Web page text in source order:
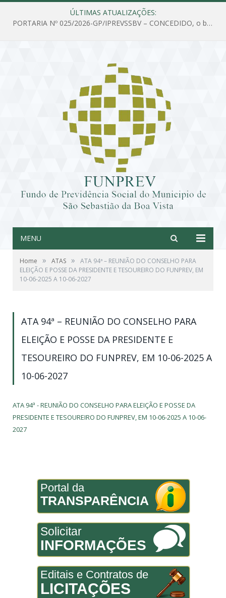
ÚLTIMAS ATUALIZAÇÕES:
PORTARIA Nº 025/2026-GP/IPREVSSBV – CONCEDIDO, o benefício de PENSÃO a MARIA ESTELA DOS SANTOS SOUZA
MENU
Home » ATAS »
ATA 94ª – REUNIÃO DO CONSELHO PARA
ELEIÇÃO E POSSE DA PRESIDENTE E TESOUREIRO DO FUNPREV, EM
10-06-2025 A 10-06-2027
ATA 94ª – REUNIÃO DO CONSELHO PARA
ELEIÇÃO E POSSE DA PRESIDENTE E
TESOUREIRO DO FUNPREV, EM 10-06-2025 A
10-06-2027
ATA 94ª - REUNIÃO DO CONSELHO PARA ELEIÇÃO E POSSE DA
PRESIDENTE E TESOUREIRO DO FUNPREV, EM 10-06-2025 A 10-06-
2027
Portal da
TRANSPARÊNCIA
Solicitar
INFORMAÇÕES
Editais e Contratos de
LICITAÇÕES